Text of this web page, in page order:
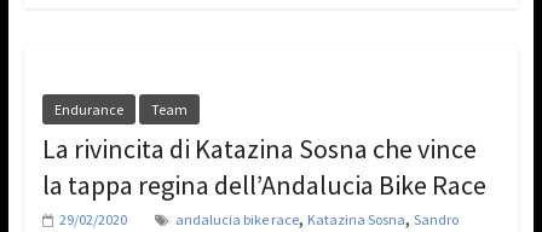
Endurance Team
La rivincita di Katazina Sosna che vince
la tappa regina dell’Andalucia Bike Race
29/02/2020 andalucia bike race, Katazina Sosna, Sandro